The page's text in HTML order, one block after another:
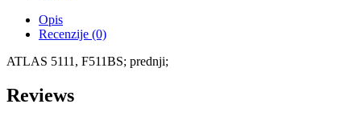
Opis
Recenzije (0)
ATLAS 5111, F511BS; prednji;
Reviews